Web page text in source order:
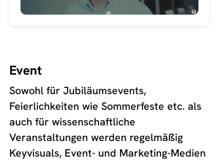
Event
Sowohl für Jubiläumsevents,
Feierlichkeiten wie Sommerfeste etc. als
auch für wissenschaftliche
Veranstaltungen werden regelmäßig
Keyvisuals, Event- und Marketing-Medien